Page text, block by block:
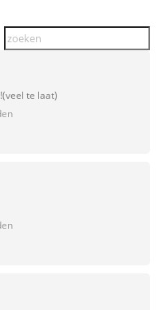
te laat)